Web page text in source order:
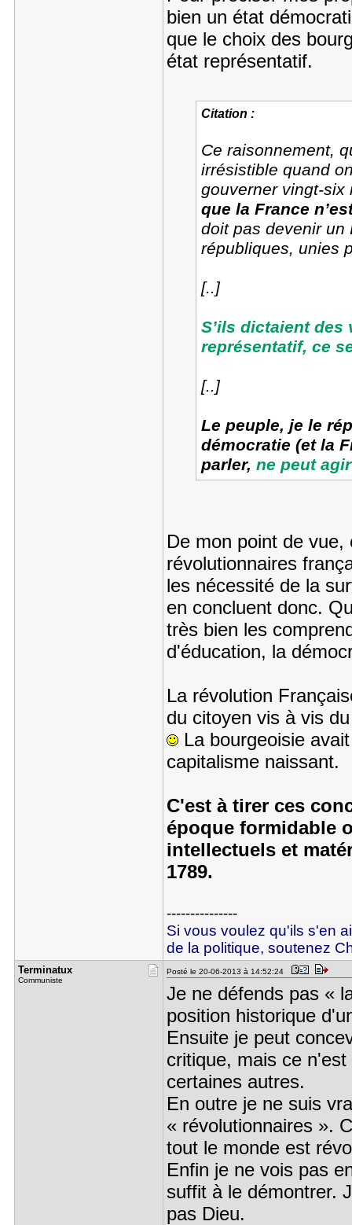
bien un état
que le choix des
état représentatif.
Citation :
Ce raisonnement,
irrésistible quand
gouverner vingt-six
que la France
doit pas devenir un
républiques, unies
[..]
S’ils dictaient
représentatif, ce
[..]
Le peuple, je le
démocratie (et la
parler,ne peut
De mon point de
révolutionnaires
les nécessité de la
en concluent donc.
très bien les
d'éducation, la
La révolution
du citoyen vis à vis
La bourgeoisie
capitalisme naissant.
C'est à tirer ces
époque formidable
intellectuels et
1789.
---------------
Si vous voulez qu'ils s'en
de la politique, soutenez
Terminatux
Communiste
Posté le 20-06-2013 à 14:52:24
Je ne défends pas «
position historique
Ensuite je peut
critique, mais ce
certaines autres.
En outre je ne suis
« révolutionnaires ».
tout le monde est
Enfin je ne vois pas
suffit à le démontrer.
pas Dieu.